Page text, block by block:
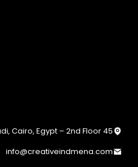
45 Street 6, Maadi, Cairo, Egypt – 2nd Floor
info@creativeindmena.com